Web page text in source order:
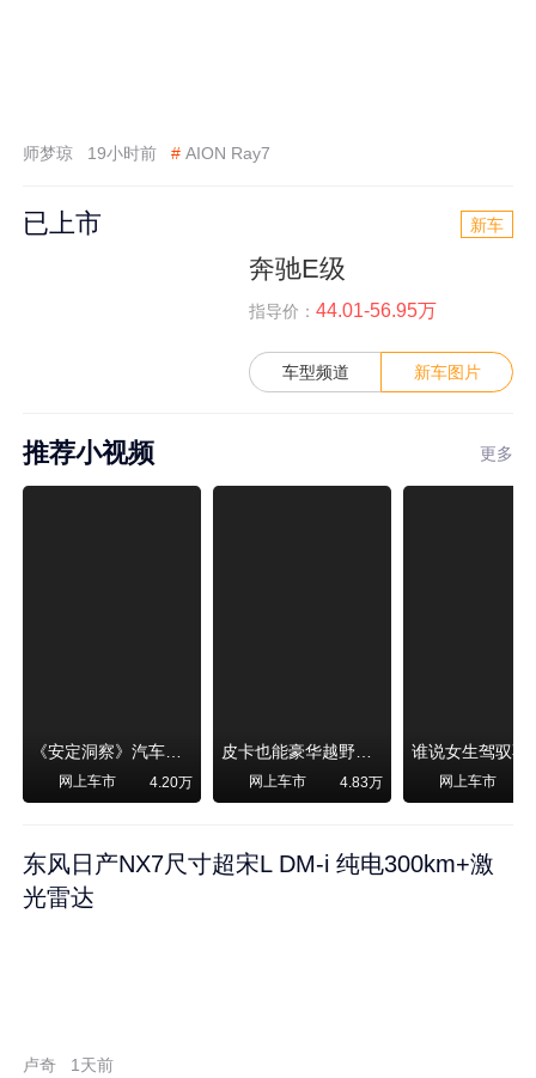
师梦琼 19小时前 # AION Ray7
已上市 新车
奔驰E级
指导价： 44.01-56.95万
车型频道 新车图片
推荐小视频 更多
《安定洞察》汽车烧不烧油，和石油安全无关！
网上车市 4.20万
皮卡也能豪华越野！纵横F700上市，限时卖29.99万起
网上车市 4.83万 网上车市
东风日产NX7尺寸超宋L DM-i 纯电300km+激
光雷达
卢奇 1天前